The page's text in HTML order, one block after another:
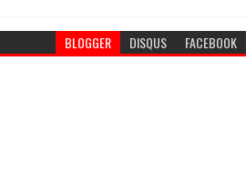
BLOGGER DISQUS FACEBOOK